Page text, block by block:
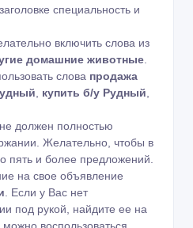
специальность и
включить слова из
домашние животные
слова продажа
купить б/у Рудный
должен полностью
Желательно, чтобы в
пять и более предложений.
на свое объявление
. Если у Вас нет
под рукой, найдите ее на
можно воспользоваться